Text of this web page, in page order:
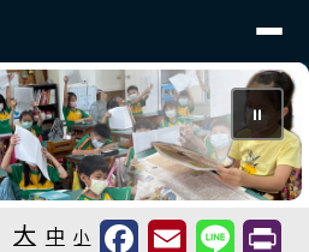
⏸
大 中 小